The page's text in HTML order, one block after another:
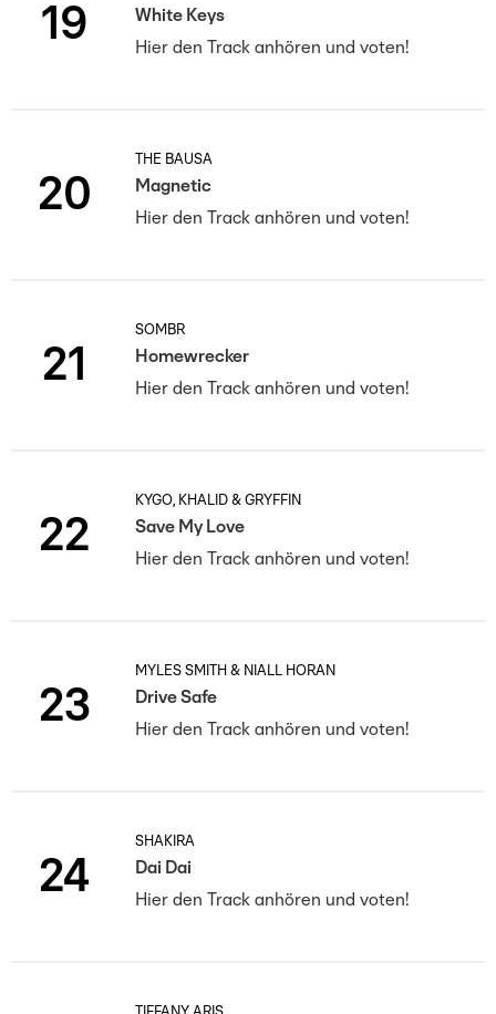
19
White Keys
Hier den Track anhören und voten!
20
THE BAUSA
Magnetic
Hier den Track anhören und voten!
21
SOMBR
Homewrecker
Hier den Track anhören und voten!
22
KYGO, KHALID & GRYFFIN
Save My Love
Hier den Track anhören und voten!
23
MYLES SMITH & NIALL HORAN
Drive Safe
Hier den Track anhören und voten!
24
SHAKIRA
Dai Dai
Hier den Track anhören und voten!